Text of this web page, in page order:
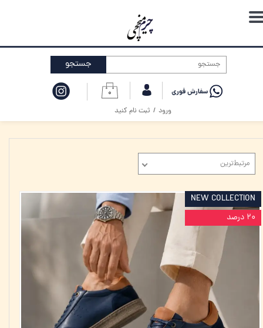
۰
ورود / ثبت نام کنید
حساب کاربری من
تغییر گذر واژه
خروج از حساب کاربری
جستجو
مرتبط‌ترین
NEW COLLECTION
۲۰ درصد